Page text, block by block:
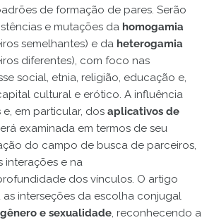
de formação de pares. Serão
e mutações da homogamia
semelhantes) e da heterogamia
diferentes), com foco nas
social, etnia, religião, educação e,
cultural e erótico. A influência
e, em particular, dos aplicativos de
examinada em termos de seu
do campo de busca de parceiros,
interações e na
dos vínculos. O artigo
interseções da escolha conjugal
gênero e sexualidade, reconhecendo a